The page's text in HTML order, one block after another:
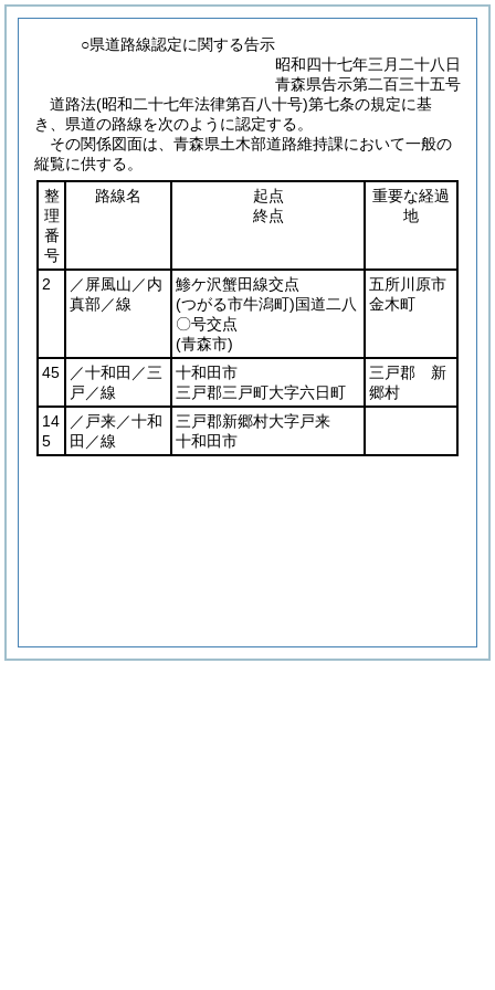
○県道路線認定に関する告示
昭和四十七年三月二十八日
青森県告示第二百三十五号
道路法(昭和二十七年法律第百八十号)第七条の規定に基
き、県道の路線を次のように認定する。
その関係図面は、青森県土木部道路維持課において一般の
縦覧に供する。
整
理
番
号
路線名
起点
終点
重要な経過
地
2
／屏風山／内
真部／線
鯵ケ沢蟹田線交点
(つがる市牛潟町)国道二八
〇号交点
(青森市)
五所川原市
金木町
45
／十和田／三
戸／線
十和田市
三戸郡三戸町大字六日町
三戸郡 新
郷村
14
5
／戸来／十和
田／線
三戸郡新郷村大字戸来
十和田市